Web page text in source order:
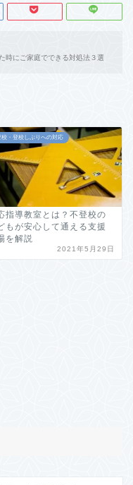
時にご家庭でできる対処法３選
校・登校しぶりへの対応
指導教室とは？不登校の
もが安心して通える支援
を解説
2021年5月29日